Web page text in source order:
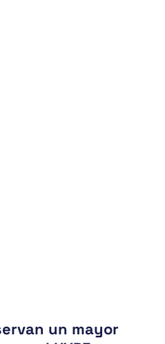
un mayor